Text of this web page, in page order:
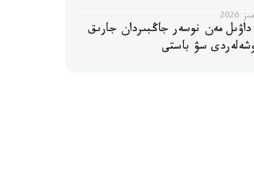
مەن نوسەر جاڭبىردان جارىق
سۋ باستى